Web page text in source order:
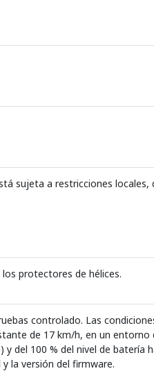
sujeta a restricciones locales,
protectores de hélices.
controlado. Las
de 17 km/h, en un
del 100 % del nivel de batería
la versión del firmware.